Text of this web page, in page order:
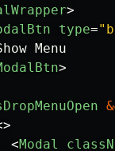
>
type=
Menu
>
<Modal